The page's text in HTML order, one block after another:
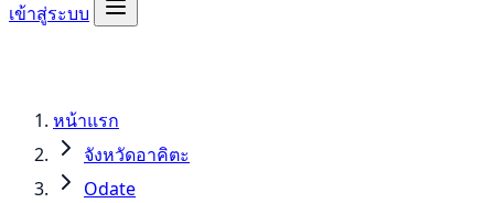
เข้าสู่ระบบ
หน้าแรก
จังหวัดอาคิตะ
Odate